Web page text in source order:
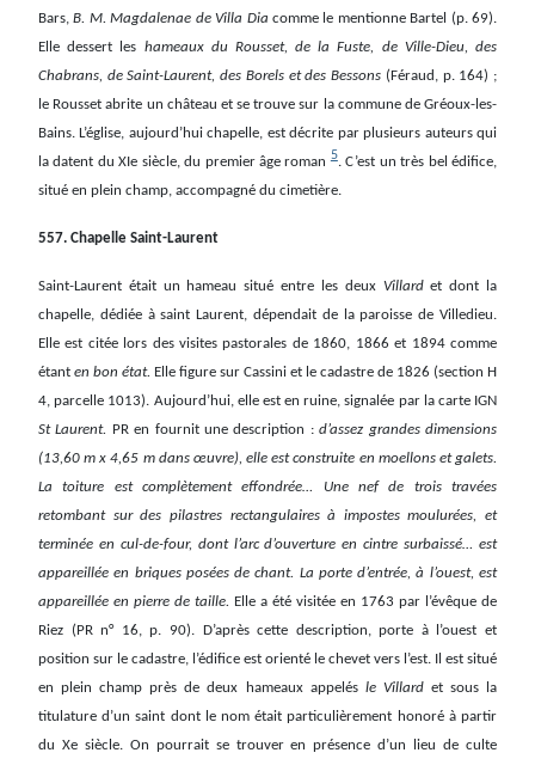
Bars,B. M. Magdalenae de Villa Dia comme le mentionne Bartel (p. 69).
Elle dessert les hameaux du Rousset, de la Fuste, de Ville-Dieu, des
Chabrans, de Saint-Laurent, des Borels et des Bessons (Féraud, p. 164) ;
le Rousset abrite un château et se trouve sur la commune de Gréoux-les-
Bains. L’église, aujourd’hui chapelle, est décrite par plusieurs auteurs qui
la datent du XIe siècle, du premier âge roman5. C’est un très bel édifice,
situé en plein champ, accompagné du cimetière.
557. Chapelle Saint-Laurent
Saint-Laurent était un hameau situé entre les deux Villardet dont la
chapelle, dédiée à saint Laurent, dépendait de la paroisse de Villedieu.
Elle est citée lors des visites pastorales de 1860, 1866 et 1894 comme
étant en bon état. Elle figure sur Cassini et le cadastre de 1826 (section H
4, parcelle 1013). Aujourd’hui, elle est en ruine, signalée par la carte IGN
St Laurent.
PR en fournit une description :d’assez grandes dimensions
(13,60 m x 4,65 m dans œuvre), elle est construite en moellons et galets.
La toiture est complètement effondrée… Une nef de trois travées
retombant sur des pilastres rectangulaires à impostes moulurées, et
terminée en cul-de-four, dont l’arc d’ouverture en cintre surbaissé… est
appareillée en briques posées de chant. La porte d’entrée, à l’ouest, est
appareillée en pierre de taille. Elle a été visitée en 1763 par l’évêque de
Riez (PR n° 16, p. 90). D’après cette description, porte à l’ouest et
position sur le cadastre, l’édifice est orienté le chevet vers l’est. Il est situé
en plein champ près de deux hameaux appelés le Villardet sous la
titulature d’un saint dont le nom était particulièrement honoré à partir
du Xe siècle. On pourrait se trouver en présence d’un lieu de culte